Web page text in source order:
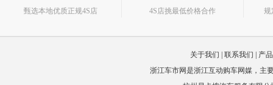
甄选本地优质正规4S店 4S店挑最低价格合作 规
关于我们 联系我们
产
浙江车市网是浙江互动购车网媒，主